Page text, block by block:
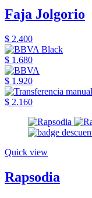
Faja Jolgorio
$ 2.400
$ 1.680
$ 1.920
$ 2.160
Quick view
Rapsodia